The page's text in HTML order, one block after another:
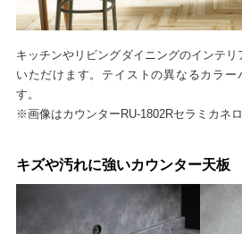
キッチンやリビングダイニングのインテ
いただけます。テイストの異なるカラ
す。
※画像はカウンターRU-1802Rセラミカネ
キズや汚れに強いカウンター天板